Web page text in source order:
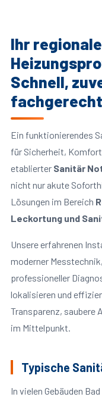
Ihr
Schnell,
fachgerecht
Ein funktionierendes
für Sicherheit,
etablierter Sanitär
nicht nur akute
Lösungen im Bereich
Leckortung und
Unsere erfahrenen
moderner
professioneller
lokalisieren und
Transparenz, saubere
im Mittelpunkt.
Typische
In vielen Gebäuden